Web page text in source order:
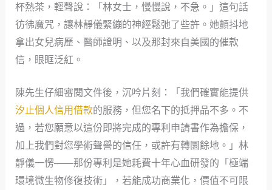
杯熱茶，輕聲說：「林女士，慢慢說，不急。」這句話
彷彿魔咒，讓林靜儀緊繃的神經鬆弛了些許。她顫抖地
拿出女兒病歷、醫師證明、以及那封來自美國的催款
信，眼眶泛紅。
陳先生仔細審閱文件後，沉吟片刻：「我們確實能提供
汐止個人信用借款的服務，但您名下的抵押品不多。不
過，若您願意以這份即將完成的專利申請書作為擔保，
加上我們對您學術聲譽的信任，或許有轉圜餘地。」林
靜儀一愣——那份專利是她耗費十年心血研發的「極端
環境微生物修復技術」，若能成功商業化，價值不可限